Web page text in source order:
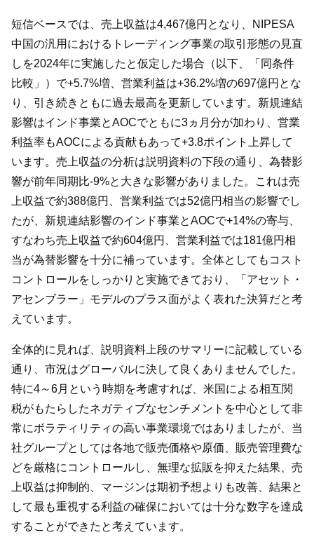
短信ベースでは、売上収益は4,467億円となり、NIPESA
中国の汎用におけるトレーディング事業の取引形態の見直
しを2024年に実施したと仮定した場合（以下、「同条件
比較」）で+5.7%増、営業利益は+36.2%増の697億円とな
り、引き続きともに過去最高を更新しています。新規連結
影響はインド事業とAOCでともに3ヵ月分が加わり、営業
利益率もAOCによる貢献もあって+3.8ポイント上昇して
います。売上収益の分析は説明資料の下段の通り、為替影
響が前年同期比-9%と大きな影響がありました。これは売
上収益で約388億円、営業利益では52億円相当の影響でし
たが、新規連結影響のインド事業とAOCで+14%の寄与、
すなわち売上収益で約604億円、営業利益では181億円相
当が為替影響を十分に補っています。全体としてもコスト
コントロールをしっかりと実施できており、「アセット・
アセンブラー」モデルのプラス面がよく表れた決算だと考
えています。
全体的に見れば、説明資料上段のサマリーに記載している
通り、市況はグローバルに決して良くありませんでした。
特に4～6月という時期を考慮すれば、米国による相互関
税がもたらしたネガティブなセンチメントを中心として非
常にボラティリティの高い事業環境ではありましたが、当
社グループとしては各地で販売価格や原価、販売管理費な
どを厳格にコントロールし、無理な拡販を抑えた結果、売
上収益は抑制的、マージンは期初予想よりも改善、結果と
して最も重視する利益の確保においては十分な数字を達成
することができたと考えています。